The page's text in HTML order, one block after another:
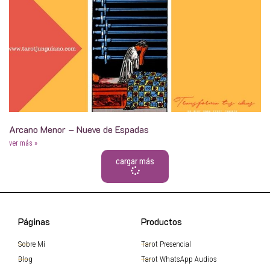
Arcano Menor – Nueve de Espadas
ver más »
cargar más
Páginas
Sobre Mí
Blog
Productos
Tarot Presencial
Tarot WhatsApp Audios